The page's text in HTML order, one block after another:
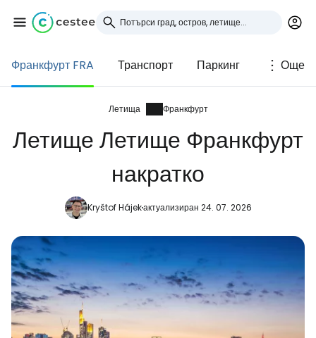
Франкфурт FRA Транспорт Паркинг Още
Летища Франкфурт
Летище Летище Франкфурт
накратко
Kryštof Hájekактуализиран 24. 07. 2026
Влезте в Cestee
... световната общност на туристите
Продължете с Google
Продължете с Facebook
Продължете с имейл